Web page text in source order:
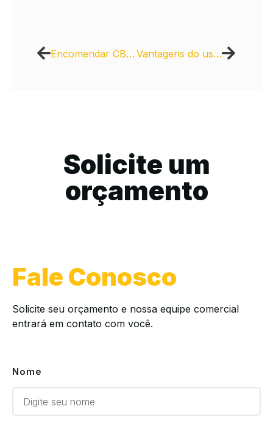
Encomendar CBUQ com entrega programada Vantagens do uso de CBUQ em pistas de pouso e decolagem
Solicite um
orçamento
Fale Conosco
Solicite seu orçamento e nossa equipe comercial
entrará em contato com você.
Nome